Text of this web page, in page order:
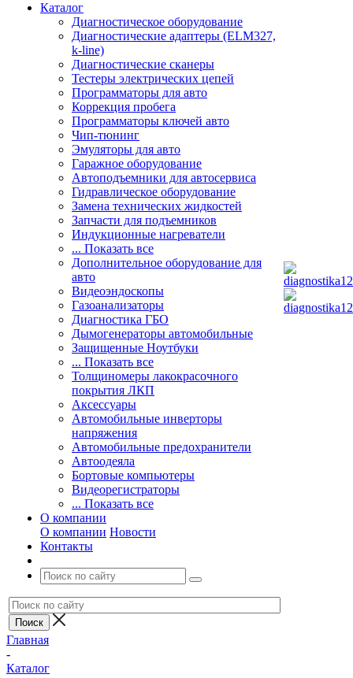
Каталог
Диагностическое оборудование
Диагностические адаптеры (ELM327,
k-line)
Диагностические сканеры
Тестеры электрических цепей
Программаторы для авто
Коррекция пробега
Программаторы ключей авто
Чип-тюнинг
Эмуляторы для авто
Гаражное оборудование
Автоподъемники для автосервиса
Гидравлическое оборудование
Замена технических жидкостей
Запчасти для подъемников
Индукционные нагреватели
... Показать все
Дополнительное оборудование для
авто
Видеоэндоскопы
Газоанализаторы
Диагностика ГБО
Дымогенераторы автомобильные
Защищенные Ноутбуки
... Показать все
Толщиномеры лакокрасочного
покрытия ЛКП
Аксессуары
Автомобильные инверторы
напряжения
Автомобильные предохранители
Автоодеяла
Бортовые компьютеры
Видеорегистраторы
... Показать все
О компании
О компании Новости
Контакты
Главная
-
Каталог